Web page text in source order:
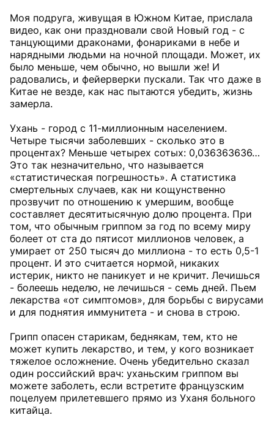
Моя подруга, живущая в Южном Китае, прислала
видео, как они праздновали свой Новый год - с
танцующими драконами, фонариками в небе и
нарядными людьми на ночной площади. Может, их
было меньше, чем обычно, но вышли же! И
радовались, и фейерверки пускали. Так что даже в
Китае не везде, как нас пытаются убедить, жизнь
замерла.
Ухань - город с 11-миллионным населением.
Четыре тысячи заболевших - сколько это в
процентах? Меньше четырех сотых: 0,036363636…
Это так незначительно, что называется
«статистическая погрешность». А статистика
смертельных случаев, как ни кощунственно
прозвучит по отношению к умершим, вообще
составляет десятитысячную долю процента. При
том, что обычным гриппом за год по всему миру
болеет от ста до пятисот миллионов человек, а
умирает от 250 тысяч до миллиона - то есть 0,5-1
процент. И это считается нормой, никаких
истерик, никто не паникует и не кричит. Лечишься
- болеешь неделю, не лечишься - семь дней. Пьем
лекарства «от симптомов», для борьбы с вирусами
и для поднятия иммунитета - и снова в строю.
Грипп опасен старикам, беднякам, тем, кто не
может купить лекарство, и тем, у кого возникает
тяжелое осложнение. Очень убедительно сказал
один российский врач: уханьским гриппом вы
можете заболеть, если встретите французским
поцелуем прилетевшего прямо из Уханя больного
китайца.